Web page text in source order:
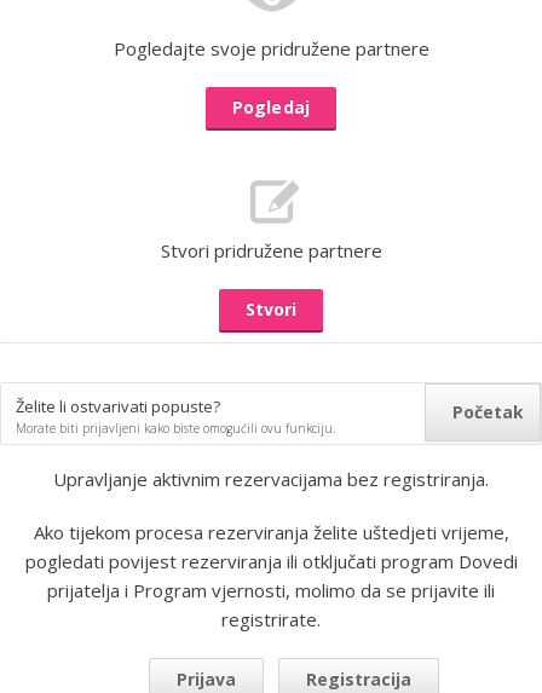
Pogledajte svoje pridružene partnere
Pogledaj
Stvori pridružene partnere
Stvori
Početak
Želite li ostvarivati popuste​​?
Morate biti prijavljeni kako biste omogućili ovu funkciju.
Upravljanje aktivnim rezervacijama bez registriranja.
Ako tijekom procesa rezerviranja želite uštedjeti vrijeme,
pogledati povijest rezerviranja ili otključati program Dovedi
prijatelja i Program vjernosti, molimo da se prijavite ili
registrirate.
Prijava Registracija